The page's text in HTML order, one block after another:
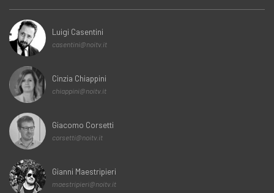
Luigi Casentini
casentini@noitv.it
Cinzia Chiappini
chiappini@noitv.it
Giacomo Corsetti
corsetti@noitv.it
Gianni Maestripieri
maestripieri@noitv.it